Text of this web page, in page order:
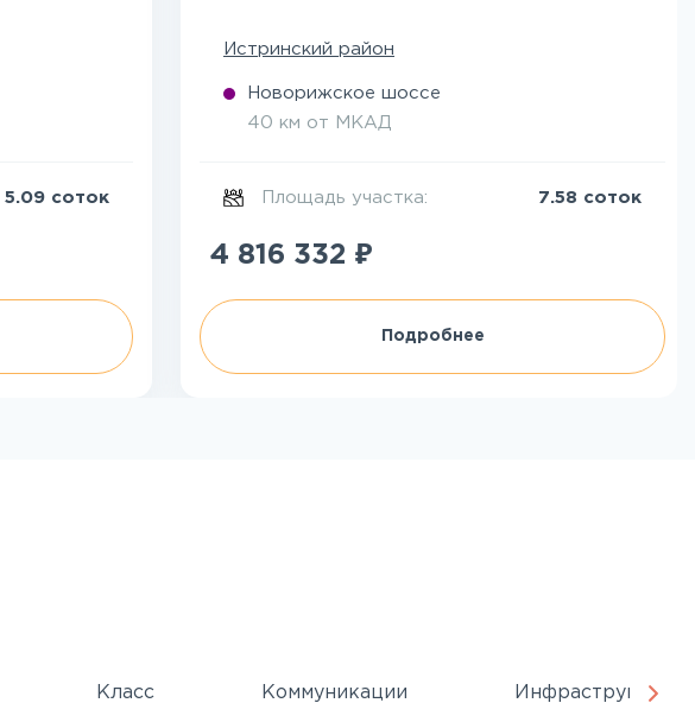
5.09 соток
Истринский район
Новорижское шоссе
40 км от МКАД
Площадь участка: 7.58 соток
4 816 332 ₽
Подробнее
Класс Коммуникации Инфраструктура